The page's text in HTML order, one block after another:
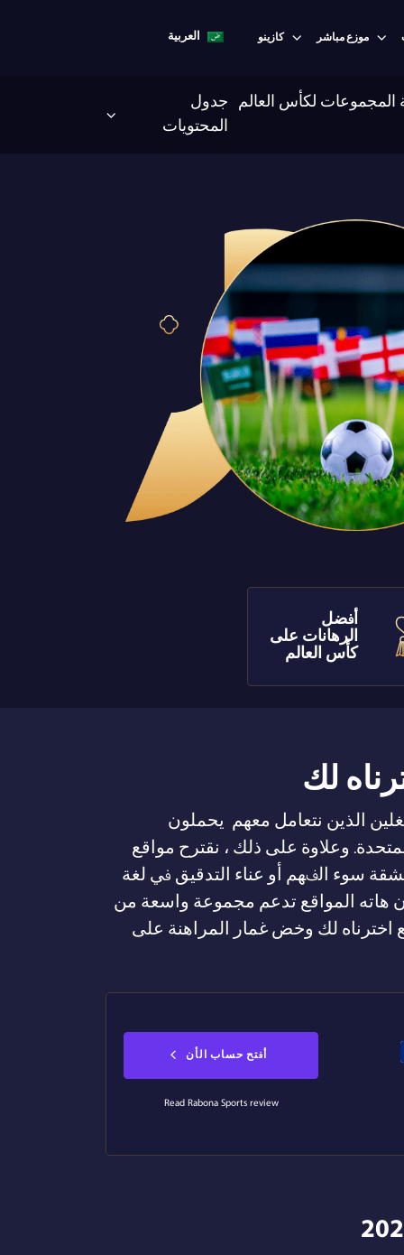
كازينو موزع مباشر العربية
المجموعات لكأس العالم جدول
المحتويات
أفضل
الرهانات على
كأس العالم
الذين نتعامل معهم يحملون
وعلاوة على ذلك ، نقترح مواقع
سوء الفهم أو عناء التدقيق في لغة
إلى ذلك ، إذا كنت تحب المراهنة على مرحلة المجموعات لكأس العالم قطر 2022، فإن هاته المواقع تدعم مجموعة واسعة من
اخترناه لك وخض غمار المراهنة على
أفتح حساب الأن
Read Rabona Sports review